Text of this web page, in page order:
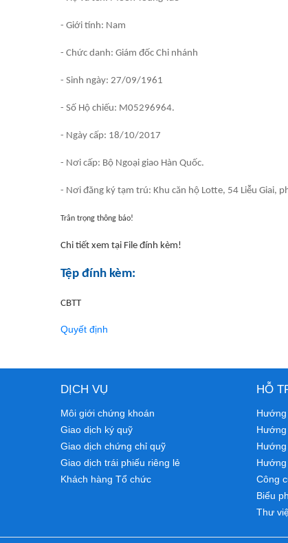
- Giới tính: Nam
- Chức danh: Giám đốc Chi nhánh
- Sinh ngày: 27/09/1961
- Số Hộ chiếu: M05296964.
- Ngày cấp: 18/10/2017
- Nơi cấp: Bộ Ngoại giao Hàn Quốc.
- Nơi đăng ký tạm trú: Khu căn hộ Lotte, 54 Liễu Giai,
Trân trọng thông báo!
Chi tiết xem tại File đính kèm!
Tệp đính kèm:
CBTT
Quyết định
DỊCH VỤ
Môi giới chứng khoán
Giao dịch ký quỹ
Giao dịch chứng chỉ quỹ
Giao dịch trái phiếu riêng lẻ
Khách hàng Tổ chức
HỖ
Công
Biểu
Thư